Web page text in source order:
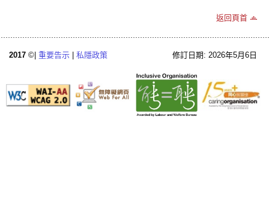
返回頁首
2017 ©| 重要告示 私隱政策 修訂日期: 2026年5月6日